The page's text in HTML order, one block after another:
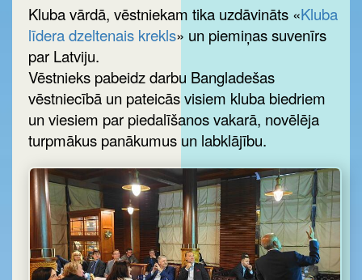
Kluba vārdā, vēstniekam tika uzdāvināts «Kluba
līdera dzeltenais krekls» un piemiņas suvenīrs
par Latviju.
Vēstnieks pabeidz darbu Bangladešas
vēstniecībā un pateicās visiem kluba biedriem
un viesiem par piedalīšanos vakarā, novēlēja
turpmākus panākumus un labklājību.